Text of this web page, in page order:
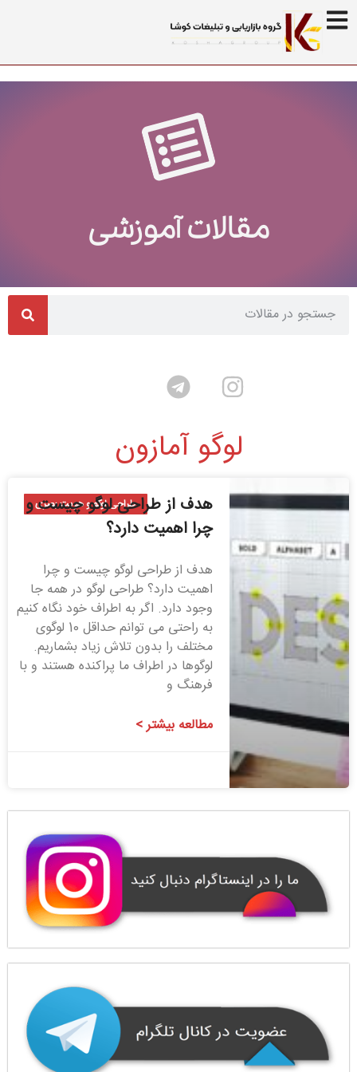
مقالات آموزشی
لوگو آمازون
طراحی لوگو و هویت بصری
هدف از طراحی لوگو چیست و
چرا اهمیت دارد؟
هدف از طراحی لوگو چیست و چرا
اهمیت دارد؟ طراحی لوگو در همه جا
وجود دارد. اگر به اطراف خود نگاه کنیم
به راحتی می توانم حداقل 10 لوگوی
مختلف را بدون تلاش زیاد بشماریم.
لوگوها در اطراف ما پراکنده هستند و با
فرهنگ و
مطالعه بیشتر >
1400/08/24